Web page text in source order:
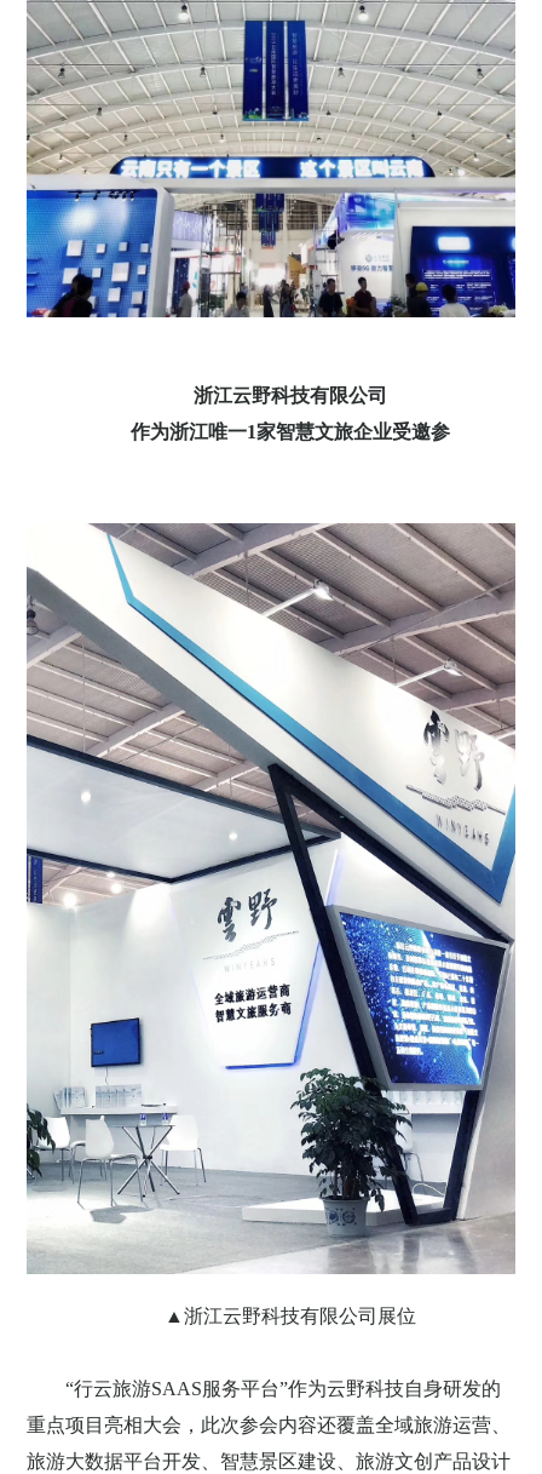
浙江云野科技有限公司
作为浙江唯一1家智慧文旅企业受邀参
▲浙江云野科技有限公司展位
“行云旅游SAAS服务平台”作为云野科技自身研发的
重点项目亮相大会，此次参会内容还覆盖全域旅游运营、
旅游大数据平台开发、智慧景区建设、旅游文创产品设计